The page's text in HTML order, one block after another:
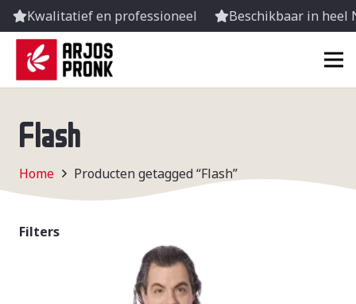
Kwalitatief en professioneel Beschikbaar in heel
Flash
Home Producten getagged “Flash”
Filters